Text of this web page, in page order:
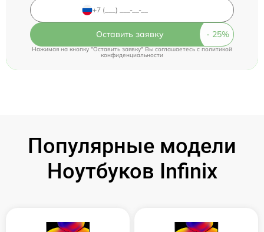
Оставить заявку
Нажимая на кнопку "Оставить заявку" Вы соглашаетесь cполитикой
конфиденциальности
Популярные модели
Ноутбуков Infinix